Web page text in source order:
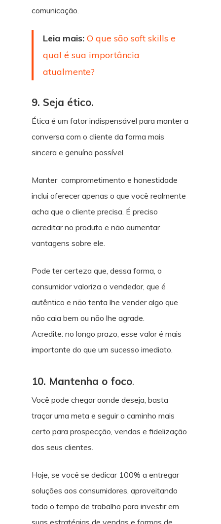
comunicação.
Leia mais:O que são soft skills e
qual é sua importância
atualmente?
9. Seja ético.
Ética é um fator indispensável para manter a
conversa com o cliente da forma mais
sincera e genuína possível.
Manter comprometimento e honestidade
inclui oferecer apenas o que você realmente
acha que o cliente precisa. É preciso
acreditar no produto e não aumentar
vantagens sobre ele.
Pode ter certeza que, dessa forma, o
consumidor valoriza o vendedor, que é
autêntico e não tenta lhe vender algo que
não caia bem ou não lhe agrade.
Acredite: no longo prazo, esse valor é mais
importante do que um sucesso imediato.
10. Mantenha o foco.
Você pode chegar aonde deseja, basta
traçar uma meta e seguir o caminho mais
certo para prospecção, vendas e fidelização
dos seus clientes.
Hoje, se você se dedicar 100% a entregar
soluções aos consumidores, aproveitando
todo o tempo de trabalho para investir em
suas estratégias de vendas e formas de